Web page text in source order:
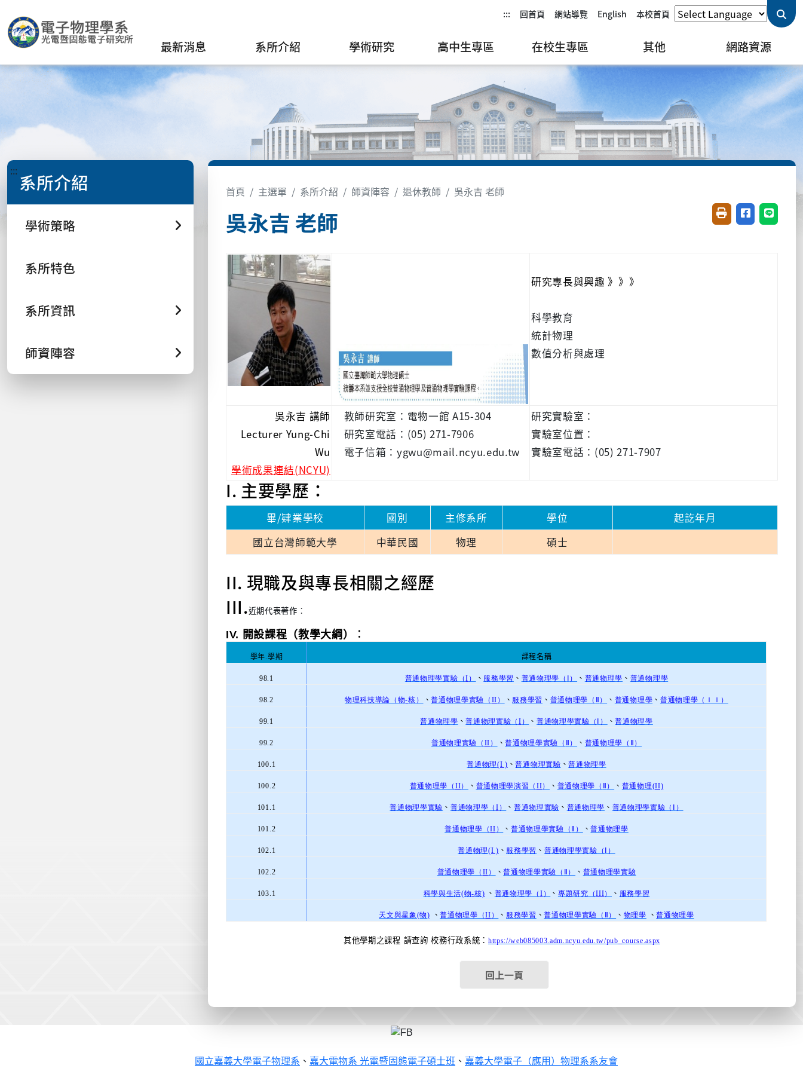
::: 回首頁 網站導覽 English 本校首頁
最新消息 系所介紹 學術研究 高中生專區 在校生專區 其他 網路資源
::: 系所介紹
學術策略
系所特色
系所資訊
師資陣容
首頁 主選單 系所介紹 師資陣容 退休教師 吳永吉 老師
吳永吉 老師 友善列印(開新視窗)
分享至臉書(
分享至
研究專長與興趣 》》》
科學教育
統計物理
數值分析與處理
吳永吉 講師
Lecturer Yung-Chi
Wu
學術成果連結(NCYU)
教師研究室：電物一館 A15-304
研究室電話：(05) 271-7906
電子信箱：ygwu@mail.ncyu.edu.tw
研究實驗室：
實驗室位置：
實驗室電話：(05) 271-7907
I. 主要學歷：
畢/肄業學校 國別 主修系所 學位
起訖年月
國立台灣師範大學
中華民國 物理 碩士
II. 現職及與專長相關之經歷
III.近期代表著作︰
IV. 開設課程（教學大綱）︰
學年.學期 課程名稱
98.1 普通物理學實驗（I ） 、 服務學習 、 普通物理學（ ） 、 普通物理學 、 普通物理學
98.2 物理科技導論（物-核） 、普通物理學實驗（ II ） 、 服務學習 、 普通物理學（ ） 、 普通物理學 、 普通物理學（ＩＩ）
99.1 普通物理學 、普通物理實驗（ I ） 、 普通物理學實驗（ ） 、普通物理學
99.2 普通物理實驗（ II ） 、普通物理學實驗（ ） 、 普通物理學（ ）
100.1 普通物理(I ) 、普通物理實驗 、普通物理學
100.2 普通物理學（ II） 、 普通物理學演習（ II） 、 普通物理學（ ） 、 普通物理(II)
101.1 普通物理學實驗 、 普通物理學（ I ） 、 普通物理實驗 、 普通物理學 、 普通物理學實驗（ ）
101.2 普通物理學（II ） 、 普通物理學實驗（ ） 、普通物理學
102.1 普通物理(I ) 、 服務學習 、 普通物理學實驗（ ）
102.2 普通物理學（ II ） 、普通物理學實驗（ ） 、 普通物理學實驗
103.1 科學與生活(物-核) 、 普通物理學（ I ） 、 專題研究（III） 、 服務學習
天文與星象(物) 、普通物理學（II ） 、 服務學習 、普通物理學實驗（Ⅱ） 、 物理學 、普通物理學
其他學期之課程 請查詢 校務行政系統： https://web085003.adm.ncyu.edu.tw/pub_course.aspx
回上一頁
國立嘉義大學電子物理系 、 嘉大電物系 光電暨固態電子碩士班 、 嘉義大學電子（應用）物理系系友會